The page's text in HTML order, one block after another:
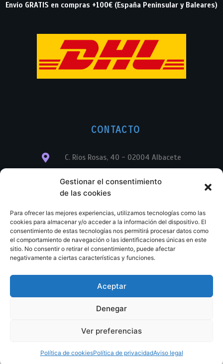
Gestionar el consentimiento
de las cookies
Para ofrecer las mejores experiencias, utilizamos tecnologías como las
cookies para almacenar y/o acceder a la información del dispositivo. El
consentimiento de estas tecnologías nos permitirá procesar datos como
el comportamiento de navegación o las identificaciones únicas en este
sitio. No consentir o retirar el consentimiento, puede afectar
negativamente a ciertas características y funciones.
Aceptar
Denegar
Ver preferencias
Política de cookiesPolítica de privacidadAviso legal
Envío GRATIS en compras +100€ (España Peninsular y Baleares)
CONTACTO
C. Ríos Rosas, 40 - 02004 Albacete
info@librerialegend.com
+34 600 875 604
+34 967 74 17 07
© Copyright – Libreria Legend – Web diseñada por